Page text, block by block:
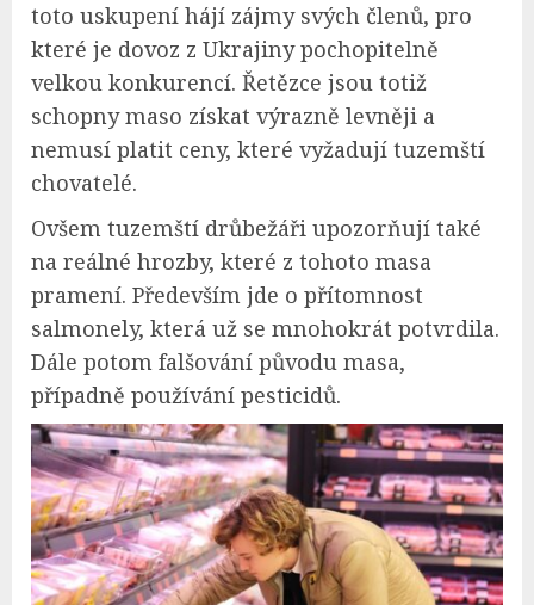
toto uskupení hájí zájmy svých členů, pro
které je dovoz z Ukrajiny pochopitelně
velkou konkurencí. Řetězce jsou totiž
schopny maso získat výrazně levněji a
nemusí platit ceny, které vyžadují tuzemští
chovatelé.
Ovšem tuzemští drůbežáři upozorňují také
na reálné hrozby, které z tohoto masa
pramení. Především jde o přítomnost
salmonely, která už se mnohokrát potvrdila.
Dále potom falšování původu masa,
případně používání pesticidů.